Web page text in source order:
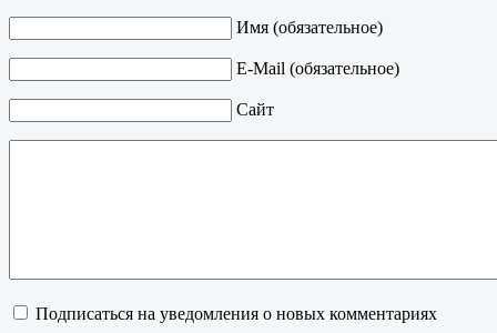
Имя (обязательное)
E-Mail (обязательное)
Сайт
Подписаться на уведомления о новых комментариях